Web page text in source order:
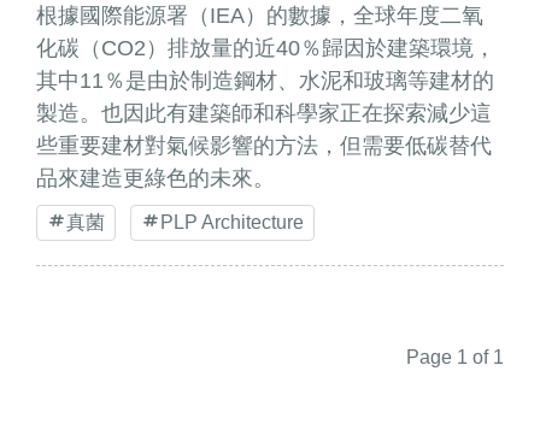
根據國際能源署（IEA）的數據，全球年度二氧
化碳（CO2）排放量的近40％歸因於建築環境，
其中11％是由於制造鋼材、水泥和玻璃等建材的
製造。也因此有建築師和科學家正在探索減少這
些重要建材對氣候影響的方法，但需要低碳替代
品來建造更綠色的未來。
真菌 PLP Architecture
Page 1 of 1